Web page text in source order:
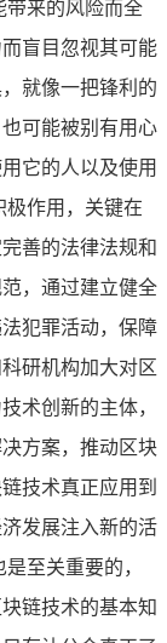
带来的风险而全
盲目忽视其可能
就像一把锋利的
可能被别有用心
它的人以及使用
极作用，关键在
善的法律法规和
，通过建立健全
犯罪活动，保障
研机构加大对区
术创新的主体，
方案，推动区块
技术真正应用到
发展注入新的活
至关重要的，
链技术的基本知